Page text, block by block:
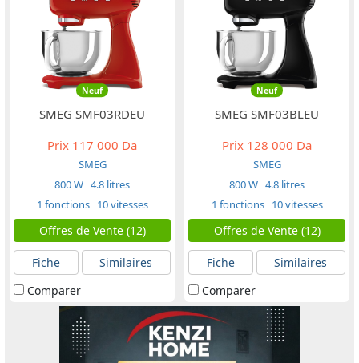
Neuf
SMEG SMF03RDEU
Prix 117 000 Da
SMEG
800 W 4.8 litres
1 fonctions 10 vitesses
Offres de Vente (12)
Fiche
Similaires
Comparer
Neuf
SMEG SMF03BLEU
Prix 128 000 Da
SMEG
800 W 4.8 litres
1 fonctions 10 vitesses
Offres de Vente (12)
Fiche
Similaires
Comparer